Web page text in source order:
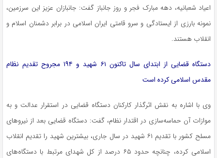
اعیاد شعبانیه، دهه مبارک فجر و روز جانباز گفت: جانبازان عزیز این سرزمین،
نمونه بارزی از ایستادگی و سرو قامتی ایران اسلامی در برابر دشمنان اسلام و
انقلاب هستند.
دستگاه قضایی از ابتدای سال تاکنون ۶۱ شهید و ۱۹۴ مجروح تقدیم نظام
مقدس اسلامی کرده است
وی با اشاره به نقش اثرگذار کارکنان دستگاه قضایی در استقرار عدالت و به
موازات آن حماسه‌سازی در اقتدار نظام، گفت: دستگاه قضایی بعد از نیروهای
مسلح کشور با تقدیم ۶۱ شهید در سال جاری، بیشترین شهید را تقدیم انقلاب
اسلامی کرده، چنانچه حدود ۶۵ درصد از کل شهدای مرتبط با دستگاه‌های